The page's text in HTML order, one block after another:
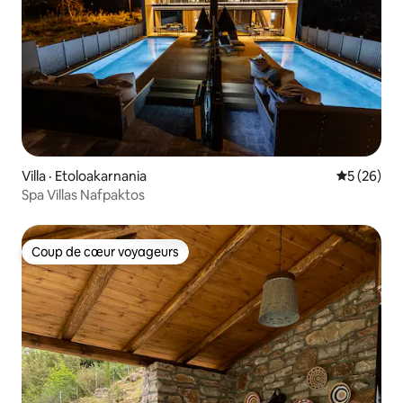
Villa · Etoloakarnania Note
5 (26)
Spa Villas Nafpaktos
Coup de cœur voyageurs
Coup de cœur voyageurs